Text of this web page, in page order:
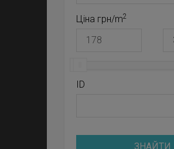
Ціна грн/m2
ID
ЗНАЙТИ